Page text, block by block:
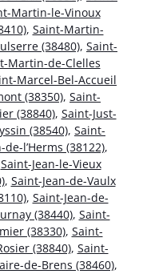
Martin-le-Vinoux
, Saint-Martin-
(38480), Saint-
Martin-de-Clelles
Marcel-Bel-Accueil
(38350), Saint-
(38840), Saint-Just-
(38540), Saint-
l’Herms (38122),
Saint-Jean-le-Vieux
, Saint-Jean-de-Vaulx
, Saint-Jean-de-
(38440), Saint-
(38330), Saint-
(38840), Saint-
de-Brens (38460),